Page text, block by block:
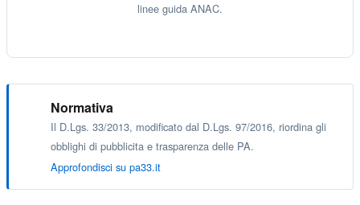
linee guida ANAC.
Normativa
Il D.Lgs. 33/2013, modificato dal D.Lgs. 97/2016, riordina gli
obblighi di pubblicita e trasparenza delle PA.
Approfondisci su pa33.it